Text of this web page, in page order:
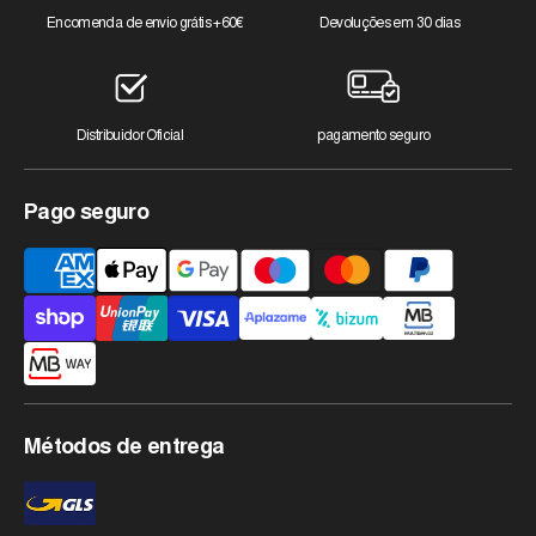
Encomenda de envio grátis +60€ Devoluções em 30 dias
Distribuidor Oficial pagamento seguro
Pago seguro
Métodos
de
pagamento
aceites
Métodos de entrega